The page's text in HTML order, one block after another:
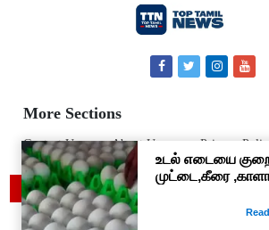
More Sections
Contact Us About Us Privacy Policy
© 2019 Top Tamil News